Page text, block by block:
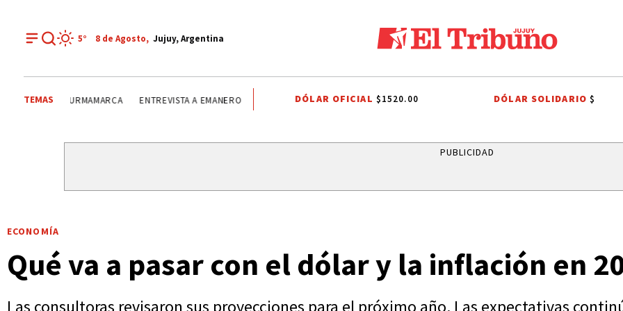
5° 8 de Agosto, Jujuy, Argentina
TEMAS SAN CAYETANO INTERNAS PARTIDARIAS PURMAMARCA ENTREVISTA A EMANERO DÍA DEL INGENIERO AGRÓNOMO
DÓLAR OFICIAL $1520.00 DÓLAR SOLIDARIO$
PUBLICIDAD
ECONOMÍA
Qué va a pasar con el dólar y la inflación en
Las consultoras revisaron sus proyecciones para el próximo año. Las expectativas